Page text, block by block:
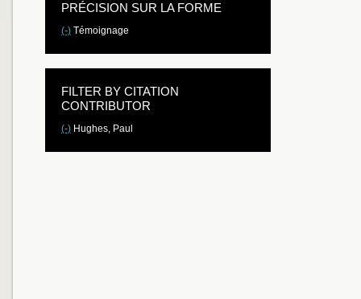
PRÉCISION SUR LA FORME
(-) Témoignage
FILTER BY CITATION
CONTRIBUTOR
(-) Hughes, Paul